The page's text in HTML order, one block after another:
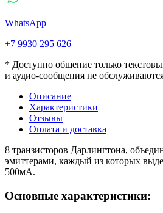
WhatsApp
+7 9930 295 626
* Доступно общение только
и аудио-сообщения не
Описание
Характеристики
Отзывы
Оплата и доставка
8 транзисторов Дарлингтона,
эмиттерами, каждый из которых
500мА.
Основные характеристики: